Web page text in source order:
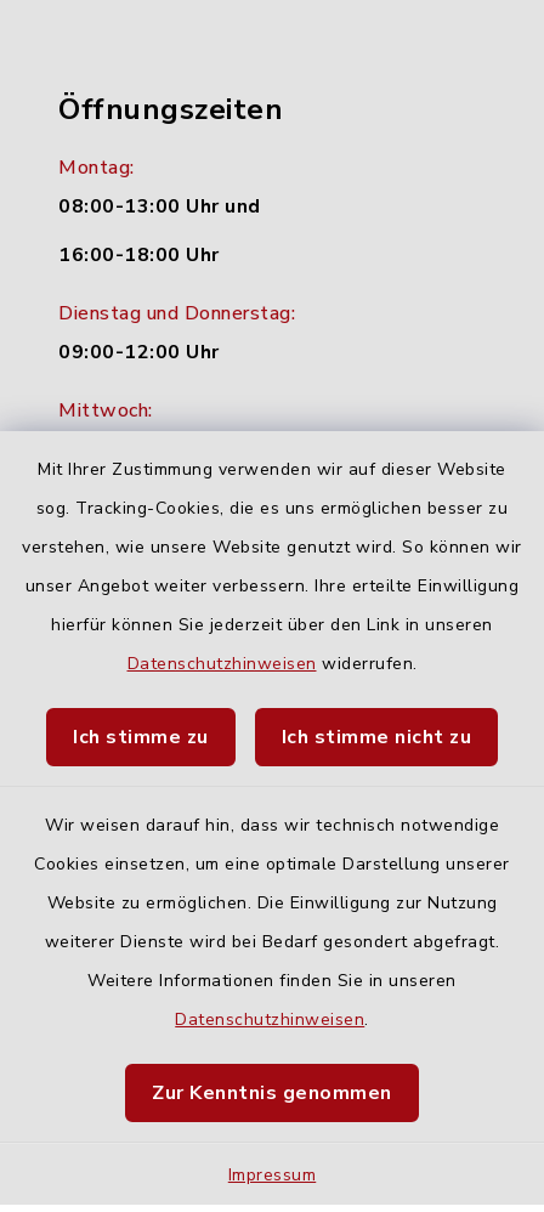
Mit Ihrer Zustimmung verwenden wir auf dieser Website
sog. Tracking-Cookies, die es uns ermöglichen besser zu
verstehen, wie unsere Website genutzt wird. So können wir
unser Angebot weiter verbessern. Ihre erteilte Einwilligung
hierfür können Sie jederzeit über den Link in unseren
Datenschutzhinweisen widerrufen.
Ich stimme zu Ich stimme nicht zu
Wir weisen darauf hin, dass wir technisch notwendige
Cookies einsetzen, um eine optimale Darstellung unserer
Website zu ermöglichen. Die Einwilligung zur Nutzung
weiterer Dienste wird bei Bedarf gesondert abgefragt.
Weitere Informationen finden Sie in unseren
Datenschutzhinweisen.
Zur Kenntnis genommen
Impressum
Öffnungszeiten
Montag:
08:00-13:00 Uhr und
16:00-18:00 Uhr
Dienstag und Donnerstag:
09:00-12:00 Uhr
Mittwoch:
Freitag:
geschlossen
Quicklinks
Fahrplanauskunft DING
Barrierefreiheit
Impressum
Sitemap